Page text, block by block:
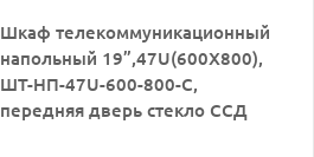
Шкаф телекоммуникационный
напольный 19”,47U(600X800),
ШТ-НП-47U-600-800-С,
передняя дверь стекло ССД